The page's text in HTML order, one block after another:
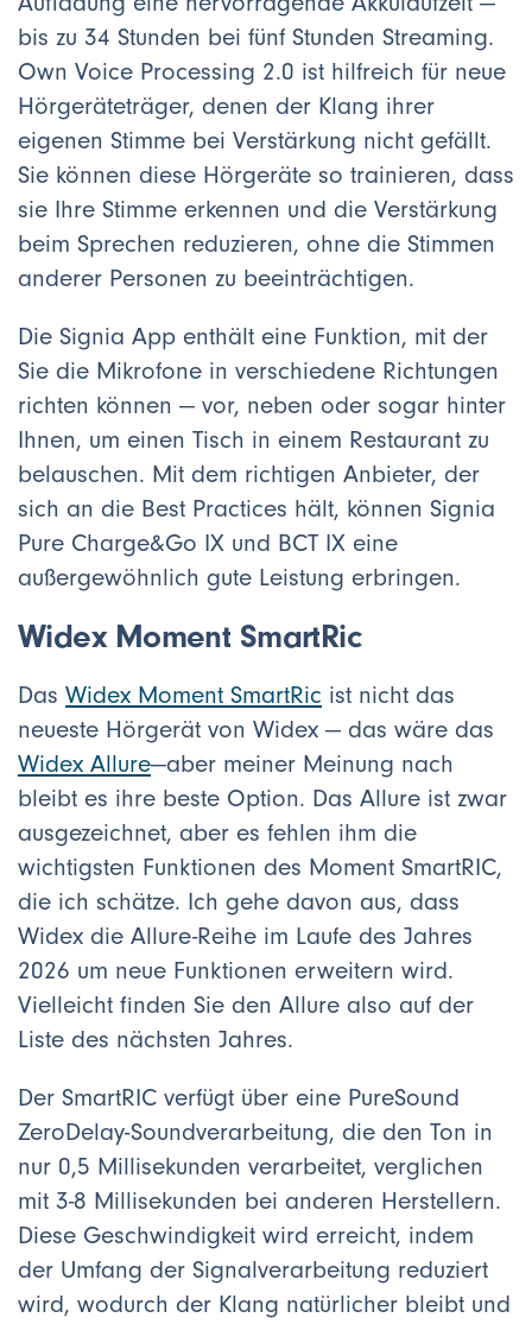
bis zu 34 Stunden bei fünf Stunden Streaming.
Own Voice Processing 2.0 ist hilfreich für neue
Hörgeräteträger, denen der Klang ihrer
eigenen Stimme bei Verstärkung nicht gefällt.
Sie können diese Hörgeräte so trainieren, dass
sie Ihre Stimme erkennen und die Verstärkung
beim Sprechen reduzieren, ohne die Stimmen
anderer Personen zu beeinträchtigen.
Die Signia App enthält eine Funktion, mit der
Sie die Mikrofone in verschiedene Richtungen
richten können — vor, neben oder sogar hinter
Ihnen, um einen Tisch in einem Restaurant zu
belauschen. Mit dem richtigen Anbieter, der
sich an die Best Practices hält, können Signia
Pure Charge&Go IX und BCT IX eine
außergewöhnlich gute Leistung erbringen.
Widex Moment SmartRic
Das Widex Moment SmartRic ist nicht das
neueste Hörgerät von Widex — das wäre das
Widex Allure—aber meiner Meinung nach
bleibt es ihre beste Option. Das Allure ist zwar
ausgezeichnet, aber es fehlen ihm die
wichtigsten Funktionen des Moment SmartRIC,
die ich schätze. Ich gehe davon aus, dass
Widex die Allure-Reihe im Laufe des Jahres
2026 um neue Funktionen erweitern wird.
Vielleicht finden Sie den Allure also auf der
Liste des nächsten Jahres.
Der SmartRIC verfügt über eine PureSound
ZeroDelay-Soundverarbeitung, die den Ton in
nur 0,5 Millisekunden verarbeitet, verglichen
mit 3-8 Millisekunden bei anderen Herstellern.
Diese Geschwindigkeit wird erreicht, indem
der Umfang der Signalverarbeitung reduziert
wird, wodurch der Klang natürlicher bleibt und